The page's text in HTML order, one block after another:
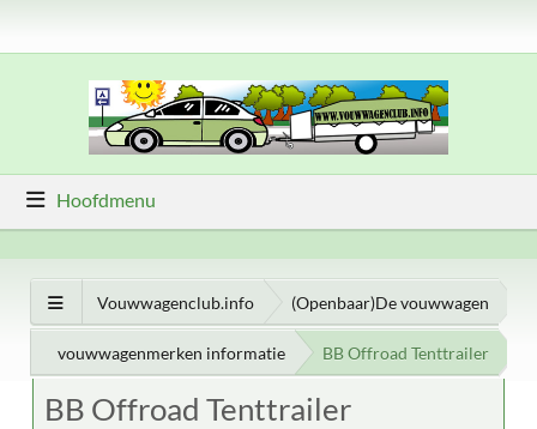
Hoofdmenu
Vouwwagenclub.info (Openbaar)De vouwwagen
vouwwagenmerken informatie BB Offroad Tenttrailer
BB Offroad Tenttrailer